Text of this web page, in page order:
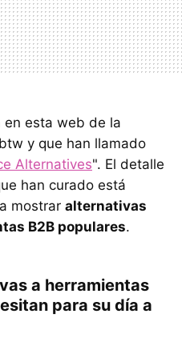
en esta web de la
y que han llamado
Alternatives". El detalle
han curado está
mostrar alternativas
B2B populares.
a herramientas
para su día a